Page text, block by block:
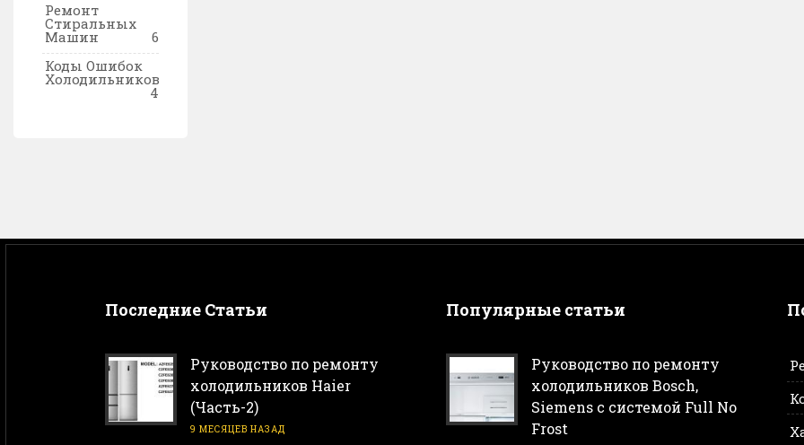
Ремонт
Стиральных
Машин
6
Коды Ошибок
Холодильников
4
Последние Статьи
Руководство по ремонту
холодильников Haier
(Часть-2)
9 МЕСЯЦЕВ НАЗАД
Популярные статьи
Руководство по ремонту
холодильников Bosch,
Siemens с системой Full No
Frost